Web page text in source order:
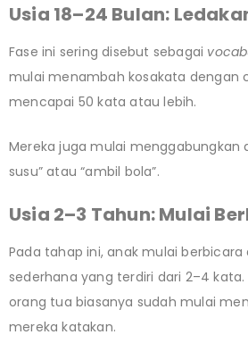
Usia 18–24 Bulan:
Fase ini sering disebut sebagai
mulai menambah kosakata dengan
mencapai 50 kata atau lebih.
Mereka juga mulai menggabungkan
susu” atau “ambil bola”.
Usia 2–3 Tahun: Mulai
Pada tahap ini, anak mulai
sederhana yang terdiri dari 2–4
orang tua biasanya sudah mulai
mereka katakan.